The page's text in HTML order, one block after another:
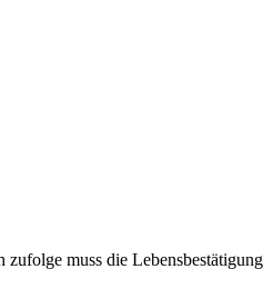
muss die Lebensbestätigung